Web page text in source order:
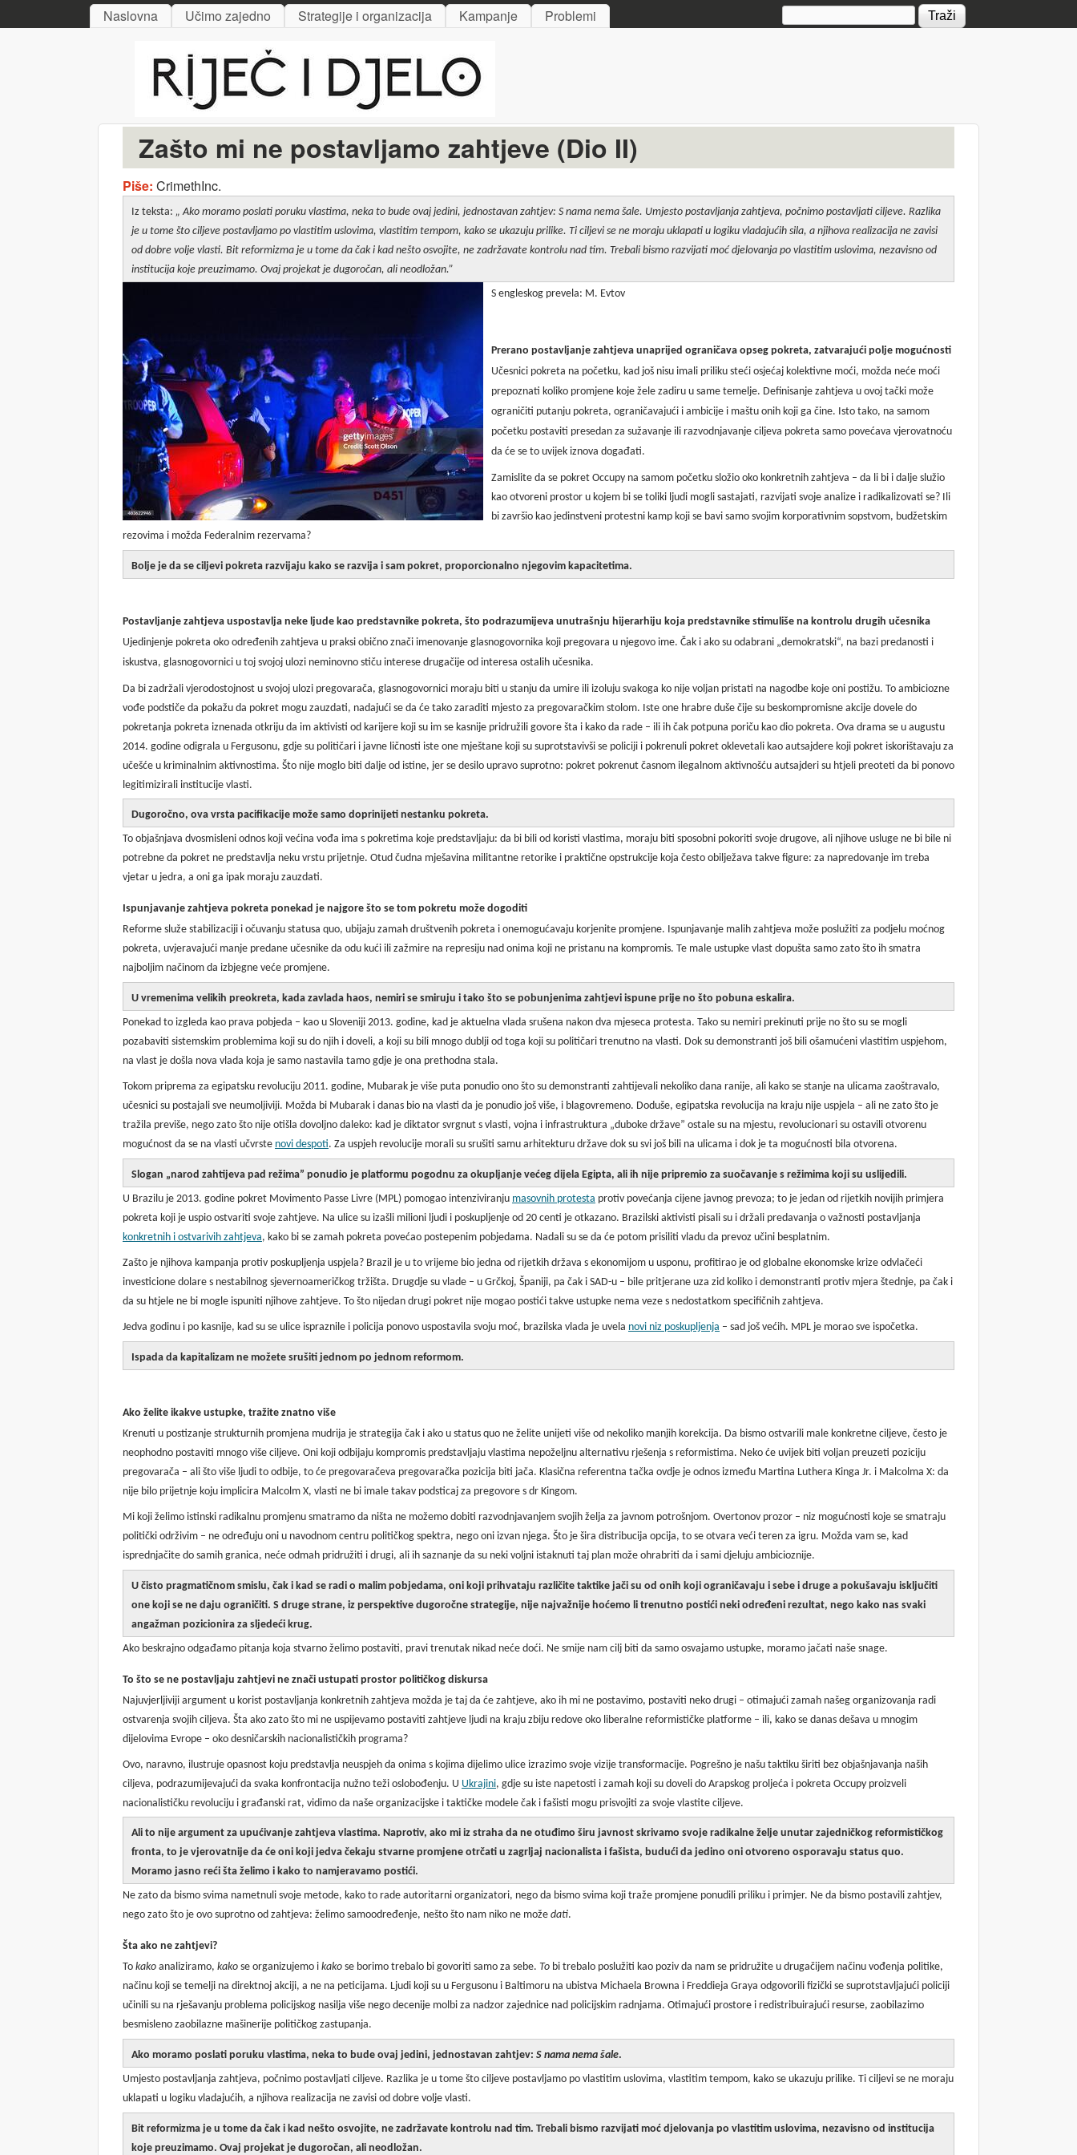
Skip to main content
MAIN MENU
Naslovna Učimo zajedno Strategije i organizacija Kampanje Problemi Search form
Zašto mi ne postavljamo zahtjeve (Dio II)
Piše: CrimethInc.
Iz teksta: „ Ako moramo poslati poruku vlastima, neka to bude ovaj jedini, jednostavan zahtjev: S nama nema šale. Umjesto postavljanja zahtjeva, počnimo postavljati ciljeve. Razlika
je u tome što ciljeve postavljamo po vlastitim uslovima, vlastitim tempom, kako se ukazuju prilike. Ti ciljevi se ne moraju uklapati u logiku vladajućih sila, a njihova realizacija ne zavisi
od dobre volje vlasti. Bit reformizma je u tome da čak i kad nešto osvojite, ne zadržavate kontrolu nad tim. Trebali bismo razvijati moć djelovanja po vlastitim uslovima, nezavisno od
institucija koje preuzimamo. Ovaj projekat je dugoročan, ali neodložan.”
S engleskog prevela: M. Evtov
Prerano postavljanje zahtjeva unaprijed ograničava opseg pokreta, zatvarajući polje mogućnosti
Učesnici pokreta na početku, kad još nisu imali priliku steći osjećaj kolektivne moći, možda neće moći
prepoznati koliko promjene koje žele zadiru u same temelje. Definisanje zahtjeva u ovoj tački može
ograničiti putanju pokreta, ograničavajući i ambicije i maštu onih koji ga čine. Isto tako, na samom
početku postaviti presedan za sužavanje ili razvodnjavanje ciljeva pokreta samo povećava vjerovatnoću
da će se to uvijek iznova događati.
Zamislite da se pokret Occupy na samom početku složio oko konkretnih zahtjeva – da li bi i dalje služio
kao otvoreni prostor u kojem bi se toliki ljudi mogli sastajati, razvijati svoje analize i radikalizovati se? Ili
bi završio kao jedinstveni protestni kamp koji se bavi samo svojim korporativnim sopstvom, budžetskim
rezovima i možda Federalnim rezervama?
Bolje je da se ciljevi pokreta razvijaju kako se razvija i sam pokret, proporcionalno njegovim kapacitetima.
Postavljanje zahtjeva uspostavlja neke ljude kao predstavnike pokreta, što podrazumijeva unutrašnju hijerarhiju koja predstavnike stimuliše na kontrolu drugih učesnika
Ujedinjenje pokreta oko određenih zahtjeva u praksi obično znači imenovanje glasnogovornika koji pregovara u njegovo ime. Čak i ako su odabrani „demokratski“, na bazi predanosti i
iskustva, glasnogovornici u toj svojoj ulozi neminovno stiču interese drugačije od interesa ostalih učesnika.
Da bi zadržali vjerodostojnost u svojoj ulozi pregovarača, glasnogovornici moraju biti u stanju da umire ili izoluju svakoga ko nije voljan pristati na nagodbe koje oni postižu. To ambiciozne
vođe podstiče da pokažu da pokret mogu zauzdati, nadajući se da će tako zaraditi mjesto za pregovaračkim stolom. Iste one hrabre duše čije su beskompromisne akcije dovele do
pokretanja pokreta iznenada otkriju da im aktivisti od karijere koji su im se kasnije pridružili govore šta i kako da rade – ili ih čak potpuna poriču kao dio pokreta. Ova drama se u augustu
2014. godine odigrala u Fergusonu, gdje su političari i javne ličnosti iste one mještane koji su suprotstavivši se policiji i pokrenuli pokret oklevetali kao autsajdere koji pokret iskorištavaju za
učešće u kriminalnim aktivnostima. Što nije moglo biti dalje od istine, jer se desilo upravo suprotno: pokret pokrenut časnom ilegalnom aktivnošću autsajderi su htjeli preoteti da bi ponovo
legitimizirali institucije vlasti.
Dugoročno, ova vrsta pacifikacije može samo doprinijeti nestanku pokreta.
To objašnjava dvosmisleni odnos koji većina vođa ima s pokretima koje predstavljaju: da bi bili od koristi vlastima, moraju biti sposobni pokoriti svoje drugove, ali njihove usluge ne bi bile ni
potrebne da pokret ne predstavlja neku vrstu prijetnje. Otud čudna mješavina militantne retorike i praktične opstrukcije koja često obilježava takve figure: za napredovanje im treba
vjetar u jedra, a oni ga ipak moraju zauzdati.
Ispunjavanje zahtjeva pokreta ponekad je najgore što se tom pokretu može dogoditi
Reforme služe stabilizaciji i očuvanju statusa quo, ubijaju zamah društvenih pokreta i onemogućavaju korjenite promjene. Ispunjavanje malih zahtjeva može poslužiti za podjelu moćnog
pokreta, uvjeravajući manje predane učesnike da odu kući ili zažmire na represiju nad onima koji ne pristanu na kompromis. Te male ustupke vlast dopušta samo zato što ih smatra
najboljim načinom da izbjegne veće promjene.
U vremenima velikih preokreta, kada zavlada haos, nemiri se smiruju i tako što se pobunjenima zahtjevi ispune prije no što pobuna eskalira.
Ponekad to izgleda kao prava pobjeda – kao u Sloveniji 2013. godine, kad je aktuelna vlada srušena nakon dva mjeseca protesta. Tako su nemiri prekinuti prije no što su se mogli
pozabaviti sistemskim problemima koji su do njih i doveli, a koji su bili mnogo dublji od toga koji su političari trenutno na vlasti. Dok su demonstranti još bili ošamućeni vlastitim uspjehom,
na vlast je došla nova vlada koja je samo nastavila tamo gdje je ona prethodna stala.
Tokom priprema za egipatsku revoluciju 2011. godine, Mubarak je više puta ponudio ono što su demonstranti zahtijevali nekoliko dana ranije, ali kako se stanje na ulicama zaoštravalo,
učesnici su postajali sve neumoljiviji. Možda bi Mubarak i danas bio na vlasti da je ponudio još više, i blagovremeno. Doduše, egipatska revolucija na kraju nije uspjela – ali ne zato što je
tražila previše, nego zato što nije otišla dovoljno daleko: kad je diktator svrgnut s vlasti, vojna i infrastruktura „duboke države” ostale su na mjestu, revolucionari su ostavili otvorenu
mogućnost da se na vlasti učvrste novi despoti. Za uspjeh revolucije morali su srušiti samu arhitekturu države dok su svi još bili na ulicama i dok je ta mogućnosti bila otvorena.
Slogan „narod zahtijeva pad režima” ponudio je platformu pogodnu za okupljanje većeg dijela Egipta, ali ih nije pripremio za suočavanje s režimima koji su uslijedili.
U Brazilu je 2013. godine pokret Movimento Passe Livre (MPL) pomogao intenziviranju masovnih protesta protiv povećanja cijene javnog prevoza; to je jedan od rijetkih novijih primjera
pokreta koji je uspio ostvariti svoje zahtjeve. Na ulice su izašli milioni ljudi i poskupljenje od 20 centi je otkazano. Brazilski aktivisti pisali su i držali predavanja o važnosti postavljanja
konkretnih i ostvarivih zahtjeva, kako bi se zamah pokreta povećao postepenim pobjedama. Nadali su se da će potom prisiliti vladu da prevoz učini besplatnim.
Zašto je njihova kampanja protiv poskupljenja uspjela? Brazil je u to vrijeme bio jedna od rijetkih država s ekonomijom u usponu, profitirao je od globalne ekonomske krize odvlačeći
investicione dolare s nestabilnog sjevernoameričkog tržišta. Drugdje su vlade – u Grčkoj, Španiji, pa čak i SAD-u – bile pritjerane uza zid koliko i demonstranti protiv mjera štednje, pa čak i
da su htjele ne bi mogle ispuniti njihove zahtjeve. To što nijedan drugi pokret nije mogao postići takve ustupke nema veze s nedostatkom specifičnih zahtjeva.
Jedva godinu i po kasnije, kad su se ulice ispraznile i policija ponovo uspostavila svoju moć, brazilska vlada je uvela novi niz poskupljenja – sad još većih. MPL je morao sve ispočetka.
Ispada da kapitalizam ne možete srušiti jednom po jednom reformom.
Ako želite ikakve ustupke, tražite znatno više
Krenuti u postizanje strukturnih promjena mudrija je strategija čak i ako u status quo ne želite unijeti više od nekoliko manjih korekcija. Da bismo ostvarili male konkretne ciljeve, često je
neophodno postaviti mnogo više ciljeve. Oni koji odbijaju kompromis predstavljaju vlastima nepoželjnu alternativu rješenja s reformistima. Neko će uvijek biti voljan preuzeti poziciju
pregovarača – ali što više ljudi to odbije, to će pregovaračeva pregovaračka pozicija biti jača. Klasična referentna tačka ovdje je odnos između Martina Luthera Kinga Jr. i Malcolma X: da
nije bilo prijetnje koju implicira Malcolm X, vlasti ne bi imale takav podsticaj za pregovore s dr Kingom.
Mi koji želimo istinski radikalnu promjenu smatramo da ništa ne možemo dobiti razvodnjavanjem svojih želja za javnom potrošnjom. Overtonov prozor – niz mogućnosti koje se smatraju
politički održivim – ne određuju oni u navodnom centru političkog spektra, nego oni izvan njega. Što je šira distribucija opcija, to se otvara veći teren za igru. Možda vam se, kad
isprednjačite do samih granica, neće odmah pridružiti i drugi, ali ih saznanje da su neki voljni istaknuti taj plan može ohrabriti da i sami djeluju ambicioznije.
U čisto pragmatičnom smislu, čak i kad se radi o malim pobjedama, oni koji prihvataju različite taktike jači su od onih koji ograničavaju i sebe i druge a pokušavaju isključiti
one koji se ne daju ograničiti. S druge strane, iz perspektive dugoročne strategije, nije najvažnije hoćemo li trenutno postići neki određeni rezultat, nego kako nas svaki
angažman pozicionira za sljedeći krug.
Ako beskrajno odgađamo pitanja koja stvarno želimo postaviti, pravi trenutak nikad neće doći. Ne smije nam cilj biti da samo osvajamo ustupke, moramo jačati naše snage.
To što se ne postavljaju zahtjevi ne znači ustupati prostor političkog diskursa
Najuvjerljiviji argument u korist postavljanja konkretnih zahtjeva možda je taj da će zahtjeve, ako ih mi ne postavimo, postaviti neko drugi – otimajući zamah našeg organizovanja radi
ostvarenja svojih ciljeva. Šta ako zato što mi ne uspijevamo postaviti zahtjeve ljudi na kraju zbiju redove oko liberalne reformističke platforme – ili, kako se danas dešava u mnogim
dijelovima Evrope – oko desničarskih nacionalističkih programa?
Ovo, naravno, ilustruje opasnost koju predstavlja neuspjeh da onima s kojima dijelimo ulice izrazimo svoje vizije transformacije. Pogrešno je našu taktiku širiti bez objašnjavanja naših
ciljeva, podrazumijevajući da svaka konfrontacija nužno teži oslobođenju. U Ukrajini, gdje su iste napetosti i zamah koji su doveli do Arapskog proljeća i pokreta Occupy proizveli
nacionalističku revoluciju i građanski rat, vidimo da naše organizacijske i taktičke modele čak i fašisti mogu prisvojiti za svoje vlastite ciljeve.
Ali to nije argument za upućivanje zahtjeva vlastima. Naprotiv, ako mi iz straha da ne otuđimo širu javnost skrivamo svoje radikalne želje unutar zajedničkog reformističkog
fronta, to je vjerovatnije da će oni koji jedva čekaju stvarne promjene otrčati u zagrljaj nacionalista i fašista, budući da jedino oni otvoreno osporavaju status quo.
Moramo jasno reći šta želimo i kako to namjeravamo postići.
Ne zato da bismo svima nametnuli svoje metode, kako to rade autoritarni organizatori, nego da bismo svima koji traže promjene ponudili priliku i primjer. Ne da bismo postavili zahtjev,
nego zato što je ovo suprotno od zahtjeva: želimo samoodređenje, nešto što nam niko ne može dati.
Šta ako ne zahtjevi?
To kako analiziramo, kako se organizujemo i kako se borimo trebalo bi govoriti samo za sebe. To bi trebalo poslužiti kao poziv da nam se pridružite u drugačijem načinu vođenja politike,
načinu koji se temelji na direktnoj akciji, a ne na peticijama. Ljudi koji su u Fergusonu i Baltimoru na ubistva Michaela Browna i Freddieja Graya odgovorili fizički se suprotstavljajući policiji
učinili su na rješavanju problema policijskog nasilja više nego decenije molbi za nadzor zajednice nad policijskim radnjama. Otimajući prostore i redistribuirajući resurse, zaobilazimo
besmisleno zaobilazne mašinerije političkog zastupanja.
Ako moramo poslati poruku vlastima, neka to bude ovaj jedini, jednostavan zahtjev: S nama nema šale.
Umjesto postavljanja zahtjeva, počnimo postavljati ciljeve. Razlika je u tome što ciljeve postavljamo po vlastitim uslovima, vlastitim tempom, kako se ukazuju prilike. Ti ciljevi se ne moraju
uklapati u logiku vladajućih, a njihova realizacija ne zavisi od dobre volje vlasti.
Bit reformizma je u tome da čak i kad nešto osvojite, ne zadržavate kontrolu nad tim. Trebali bismo razvijati moć djelovanja po vlastitim uslovima, nezavisno od institucija
koje preuzimamo. Ovaj projekat je dugoročan, ali neodložan.